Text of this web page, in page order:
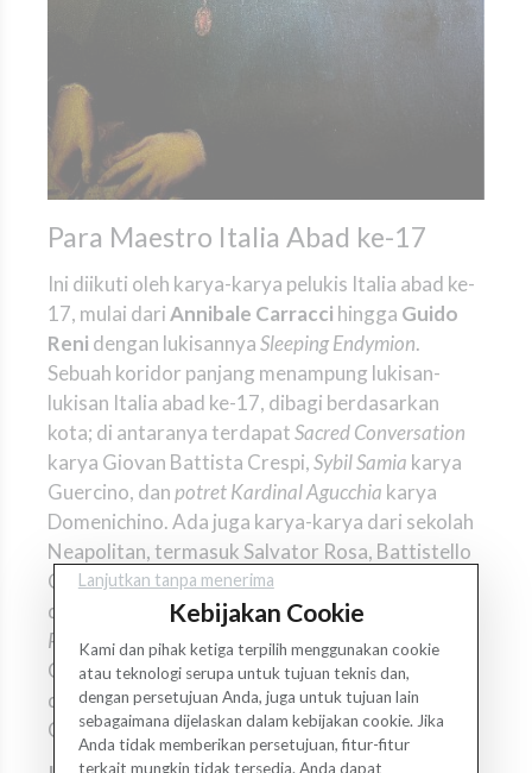
Para Maestro Italia Abad ke-17
Ini diikuti oleh karya-karya pelukis Italia abad ke-
17, mulai dariAnnibale Carracci hingga Guido
Reni dengan lukisannyaSleeping Endymion.
Sebuah koridor panjang menampung lukisan-
lukisan Italia abad ke-17, dibagi berdasarkan
kota; di antaranya terdapatSacred Conversation
karya Giovan Battista Crespi,Sybil Samia karya
Guercino, dan potret Kardinal Agucchia karya
Domenichino. Ada juga karya-karya dari sekolah
Neapolitan, termasuk Salvator Rosa, Battistello
Caracciolo, Cerquozzi, dan Giuseppe Recco
dengan salah satu lukisan still life-nya,
Poggio a Caiano yang indah oleh Giuseppe Maria
Crespi,putti in volooleh Giovan Battista Tiepolo,
dan akhirnya beberapa kanvas oleh Rosalba
Carriera dan Pompeo Batoni.
Lanjutkan tanpa menerima
Kebijakan Cookie
Kami dan pihak ketiga terpilih menggunakan cookie
atau teknologi serupa untuk tujuan teknis dan,
dengan persetujuan Anda, juga untuk tujuan lain
sebagaimana dijelaskan dalam kebijakan cookie. Jika
Anda tidak memberikan persetujuan, fitur-fitur
terkait mungkin tidak tersedia. Anda dapat